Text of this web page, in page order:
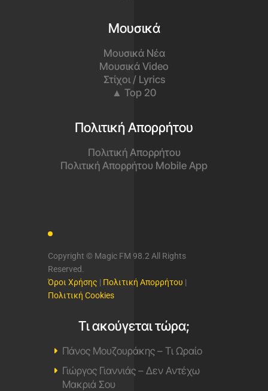
Μουσικά
Μουσικά Νέα
Μουσικά Video
Στίχοι / Lyrics
▲ Top 20
Πολιτική Απορρήτου
Πολιτική Απορρήτου
Πολιτική Απορρήτου Mobile App
Copyright © Magic FM 98.2 All Rights
Reserved.
Όροι Χρήσης | Πολιτική Απορρήτου |
Πολιτική Cookies
Τι ακούγεται τώρα;
Πάνος Μουζουράκης – Τι Ωραίο
Γιώργος Γιαννιάς – Δεν Αντέχω
Μακριά Σου